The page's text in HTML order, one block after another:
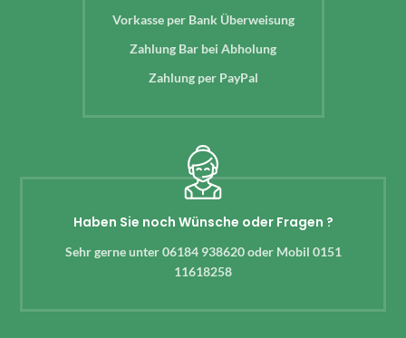
Vorkasse per Bank Überweisung
Zahlung Bar bei Abholung
Zahlung per PayPal
Haben Sie noch Wünsche oder Fragen ?
Sehr gerne unter 06184 938620 oder Mobil 0151
11618258